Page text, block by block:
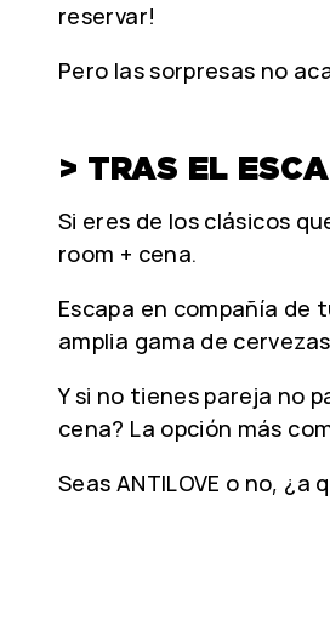
reservar!
Pero las sorpresas no
> TRAS EL
Si eres de los clásicos
room + cena.
Escapa en compañía de
amplia gama de
Y si no tienes pareja no
cena? La opción más
Seas ANTILOVE o no,